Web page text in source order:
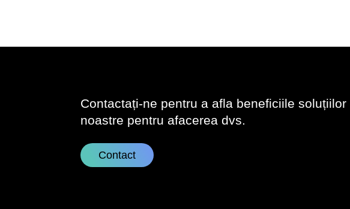
Contactați-ne pentru a afla beneficiile soluțiilor
noastre pentru afacerea dvs.
Contact